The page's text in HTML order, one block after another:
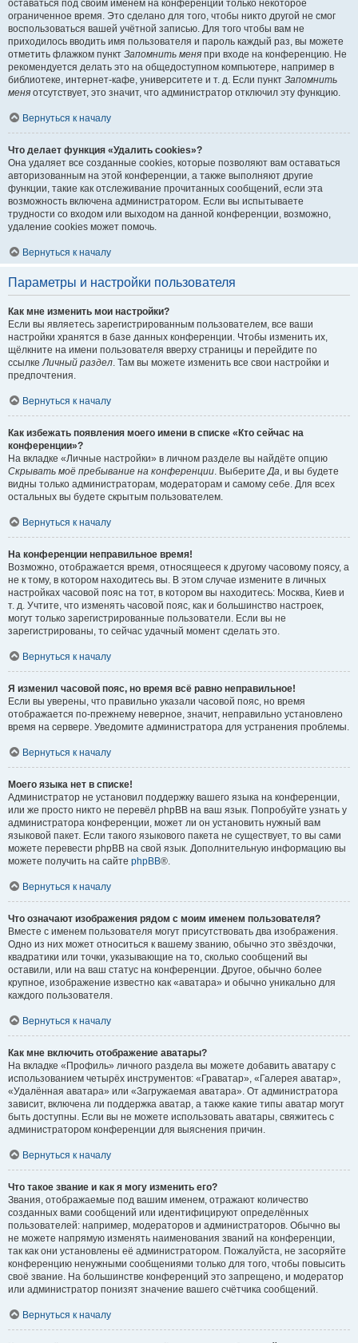
оставаться под своим именем на конференции только некоторое
ограниченное время. Это сделано для того, чтобы никто другой не смог
воспользоваться вашей учётной записью. Для того чтобы вам не
приходилось вводить имя пользователя и пароль каждый раз, вы можете
отметить флажком пункт Запомнить меня при входе на конференцию. Не
рекомендуется делать это на общедоступном компьютере, например в
библиотеке, интернет-кафе, университете и т. д. Если пункт Запомнить
меня отсутствует, это значит, что администратор отключил эту функцию.
Вернуться к началу
Что делает функция «Удалить cookies»?
Она удаляет все созданные cookies, которые позволяют вам оставаться
авторизованным на этой конференции, а также выполняют другие
функции, такие как отслеживание прочитанных сообщений, если эта
возможность включена администратором. Если вы испытываете
трудности со входом или выходом на данной конференции, возможно,
удаление cookies может помочь.
Вернуться к началу
Параметры и настройки пользователя
Как мне изменить мои настройки?
Если вы являетесь зарегистрированным пользователем, все ваши
настройки хранятся в базе данных конференции. Чтобы изменить их,
щёлкните на имени пользователя вверху страницы и перейдите по
ссылкеЛичный раздел. Там вы можете изменить все свои настройки и
предпочтения.
Вернуться к началу
Как избежать появления моего имени в списке «Кто сейчас на
конференции»?
На вкладке «Личные настройки» в личном разделе вы найдёте опцию
Скрывать моё пребывание на конференции. ВыберитеДа, и вы будете
видны только администраторам, модераторам и самому себе. Для всех
остальных вы будете скрытым пользователем.
Вернуться к началу
На конференции неправильное время!
Возможно, отображается время, относящееся к другому часовому поясу, а
не к тому, в котором находитесь вы. В этом случае измените в личных
настройках часовой пояс на тот, в котором вы находитесь: Москва, Киев и
т. д. Учтите, что изменять часовой пояс, как и большинство настроек,
могут только зарегистрированные пользователи. Если вы не
зарегистрированы, то сейчас удачный момент сделать это.
Вернуться к началу
Я изменил часовой пояс, но время всё равно неправильное!
Если вы уверены, что правильно указали часовой пояс, но время
отображается по-прежнему неверное, значит, неправильно установлено
время на сервере. Уведомите администратора для устранения проблемы.
Вернуться к началу
Моего языка нет в списке!
Администратор не установил поддержку вашего языка на конференции,
или же просто никто не перевёл phpBB на ваш язык. Попробуйте узнать у
администратора конференции, может ли он установить нужный вам
языковой пакет. Если такого языкового пакета не существует, то вы сами
можете перевести phpBB на свой язык. Дополнительную информацию вы
можете получить на сайте phpBB®.
Вернуться к началу
Что означают изображения рядом с моим именем пользователя?
Вместе с именем пользователя могут присутствовать два изображения.
Одно из них может относиться к вашему званию, обычно это звёздочки,
квадратики или точки, указывающие на то, сколько сообщений вы
оставили, или на ваш статус на конференции. Другое, обычно более
крупное, изображение известно как «аватара» и обычно уникально для
каждого пользователя.
Вернуться к началу
Как мне включить отображение аватары?
На вкладке «Профиль» личного раздела вы можете добавить аватару с
использованием четырёх инструментов: «Граватар», «Галерея аватар»,
«Удалённая аватара» или «Загружаемая аватара». От администратора
зависит, включена ли поддержка аватар, а также какие типы аватар могут
быть доступны. Если вы не можете использовать аватары, свяжитесь с
администратором конференции для выяснения причин.
Вернуться к началу
Что такое звание и как я могу изменить его?
Звания, отображаемые под вашим именем, отражают количество
созданных вами сообщений или идентифицируют определённых
пользователей: например, модераторов и администраторов. Обычно вы
не можете напрямую изменять наименования званий на конференции,
так как они установлены её администратором. Пожалуйста, не засоряйте
конференцию ненужными сообщениями только для того, чтобы повысить
своё звание. На большинстве конференций это запрещено, и модератор
или администратор понизят значение вашего счётчика сообщений.
Вернуться к началу